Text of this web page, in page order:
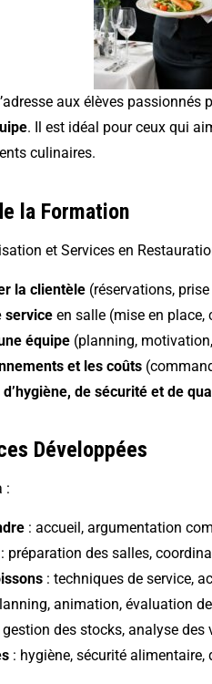
aux élèves passionnés
. Il est idéal pour ceux qui
culinaires.
la Formation
et Services en
la clientèle (réservations,
service en salle (mise en
équipe (planning,
et les coûts
de sécurité et de
Développées
:
: accueil, argumentation
: préparation des salles,
: techniques de service,
animation, évaluation
gestion des stocks, analyse des
: hygiène, sécurité alimentaire,